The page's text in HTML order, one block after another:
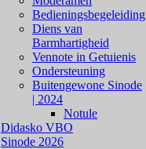
Bedieningsbegeleiding
Diens van
Barmhartigheid
Vennote in Getuienis
Ondersteuning
Buitengewone Sinode
| 2024
Notule
Didasko VBO
Sinode 2026